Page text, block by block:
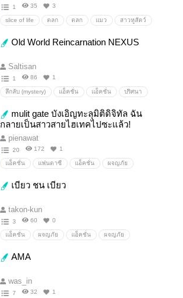
1 35 3
slice of life ตลก ตลก แมว สาวหูสัตว์
กลายร่าง Sliceoflife
Old World Reincarnation NEXUS
Saltisan
1 86 1
ลึกลับ (mystery) แอ็คชั่น แอ็คชั่น ปริศนา
อนาคต
mulit gate บังเอิญทะลุมิติดิจิทัล ฉัน
กลายเป็นสาวสายไฮเทคไปซะแล้ว!
pienawat
20 172 1
แอ็คชั่น แฟนตาซี แอ็คชั่น ผจญภัย
เบียว ชน เบียว
takon-kun
3 60 0
แอ็คชั่น ผจญภัย แอ็คชั่น ผจญภัย
AMA
was_in
7 32 1